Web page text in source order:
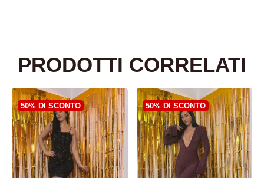
PRODOTTI CORRELATI
50% DI SCONTO 50% DI SCONTO